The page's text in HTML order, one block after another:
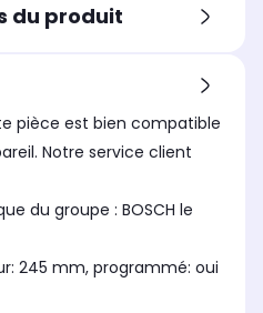
du produit
pièce est bien compatible
Notre service client
: BOSCH le
245 mm, programmé: oui